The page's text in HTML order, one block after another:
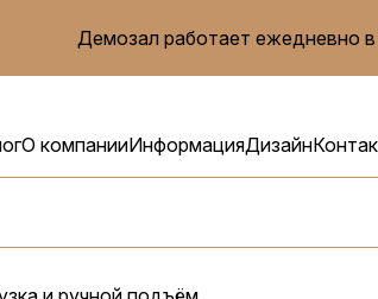
Демозал работает ежедневно
О компанииИнформацияДизайн